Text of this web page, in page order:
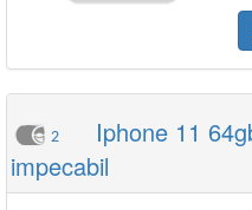
2
Iphone 11
impecabil